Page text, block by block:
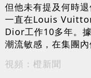
但他未有提及何時
一直在Louis
Dior工作10多年。
潮流敏感，在集團內
視頻：橙新聞